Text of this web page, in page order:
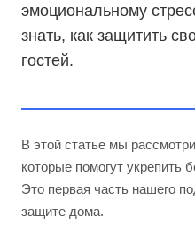
эмоциональному
знать, как защитить
гостей.
В этой статье мы
которые помогут укрепить
Это первая часть нашего
защите дома.